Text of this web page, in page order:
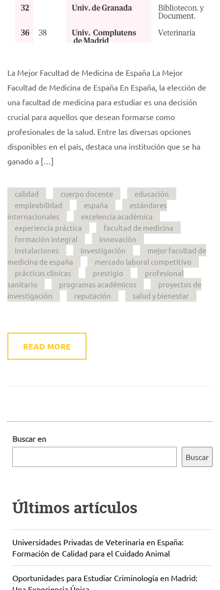
La Mejor Facultad de Medicina de España La Mejor
Facultad de Medicina de España En España, la elección de
una facultad de medicina para estudiar es una decisión
crucial para aquellos que desean formarse como
profesionales de la salud. Entre las diversas opciones
disponibles en el país, destaca una institución que se ha
ganado a […]
calidad cuerpo docente
educación
empleabilidad
españa
estándares
internacionales
excelencia académica
experiencia práctica
facultad de medicina
formación integral
innovación
instalaciones
investigación
mejor facultad de
medicina de españa
mercado laboral competitivo
prácticas clínicas
prestigio
profesional
sanitario
programas académicos
proyectos de
investigación
reputación salud y bienestar
READ MORE
Buscar en
Buscar
Últimos artículos
Universidades Privadas de Veterinaria en España:
Formación de Calidad para el Cuidado Animal
Oportunidades para Estudiar Criminología en Madrid: